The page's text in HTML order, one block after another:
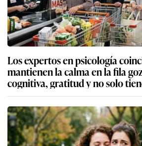
Los expertos en psicología
mantienen la calma en la fila
cognitiva, gratitud y no solo